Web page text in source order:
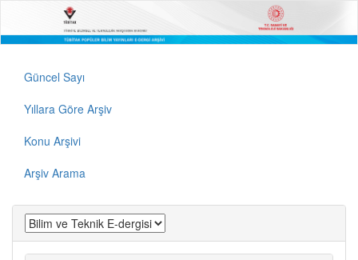
Güncel Sayı
Yıllara Göre Arşiv
Konu Arşivi
Arşiv Arama